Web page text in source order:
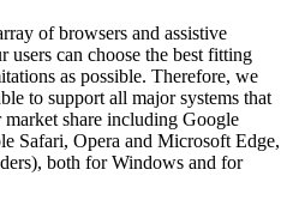
of browsers and assistive
users can choose the best fitting
as possible. Therefore, we
to support all major systems that
share including Google
Safari, Opera and Microsoft Edge,
both for Windows and for